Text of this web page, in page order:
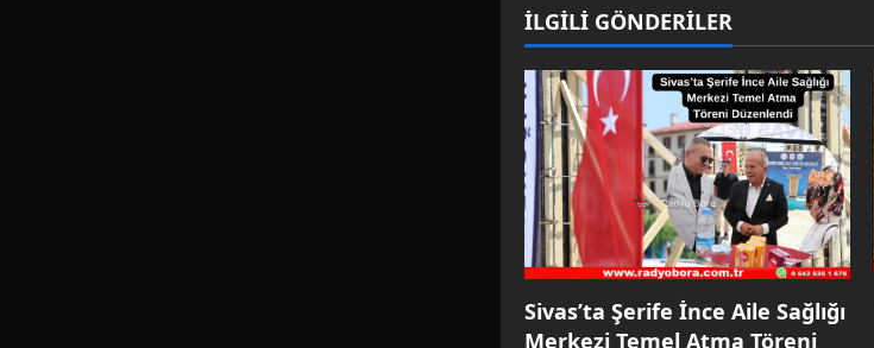
t
n
a
v
i
g
a
İLGİLİ GÖNDERİLER
Sivas’ta Şerife İnce Aile Sağlığı
Merkezi Temel Atma Töreni